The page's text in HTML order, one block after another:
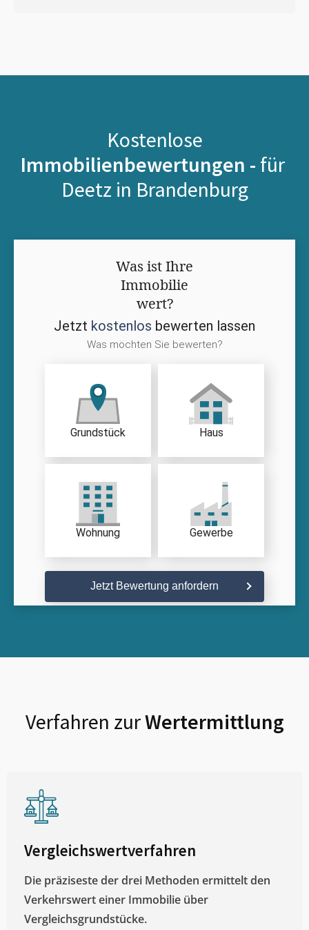
Kostenlose
Immobilienbewertungen - für
Deetz in Brandenburg
Was ist Ihre
Immobilie
wert?
Jetzt kostenlos bewerten lassen
Was möchten Sie bewerten?
Grundstück Haus
Wohnung Gewerbe
Jetzt Bewertung anfordern
Verfahren zurWertermittlung
Vergleichswertverfahren
Die präziseste der drei Methoden ermittelt den
Verkehrswert einer Immobilie über
Vergleichsgrundstücke.